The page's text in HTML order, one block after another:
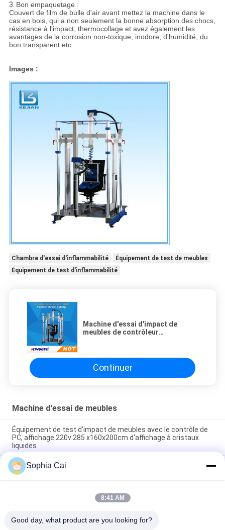
3. Bon empaquetage :
Couvert de film de bulle d'air avant mettez la machine dans le
cas en bois, qui a non seulement la bonne absorption des chocs,
résistance à l'impact, thermocollage et avez également les
avantages de la corrosion non-toxique, inodore, d'humidité, du
bon transparent etc.
Images :
Chambre d'essai d'inflammabilité
Équipement de test de meubles
Équipement de test d'inflammabilité
Machine d'essai d'impact de
meubles de contrôleur
Continuer
Machine d'essai de meubles
Équipement de test d'impact de meubles avec le contrôle de
PC, affichage 220v 285 x160x200cm d'affichage à cristaux
liquides
Équipement d'essai automatique de meubles monophasé de
gestion par ordinateur, équipement d'essai de longévité de
sofa
machine d'essai de meubles d'éponge de 220V 50Hz 12
Sophia Cai
8:41 AM
Good day, what product are you looking for?